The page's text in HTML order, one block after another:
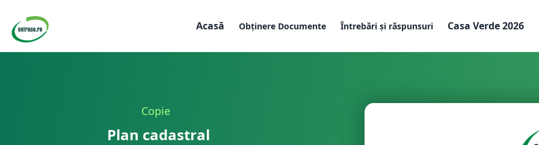
Acasă Obținere Documente Întrebări și răspunsuri Casa Verde 2026
Copie
Plan cadastral